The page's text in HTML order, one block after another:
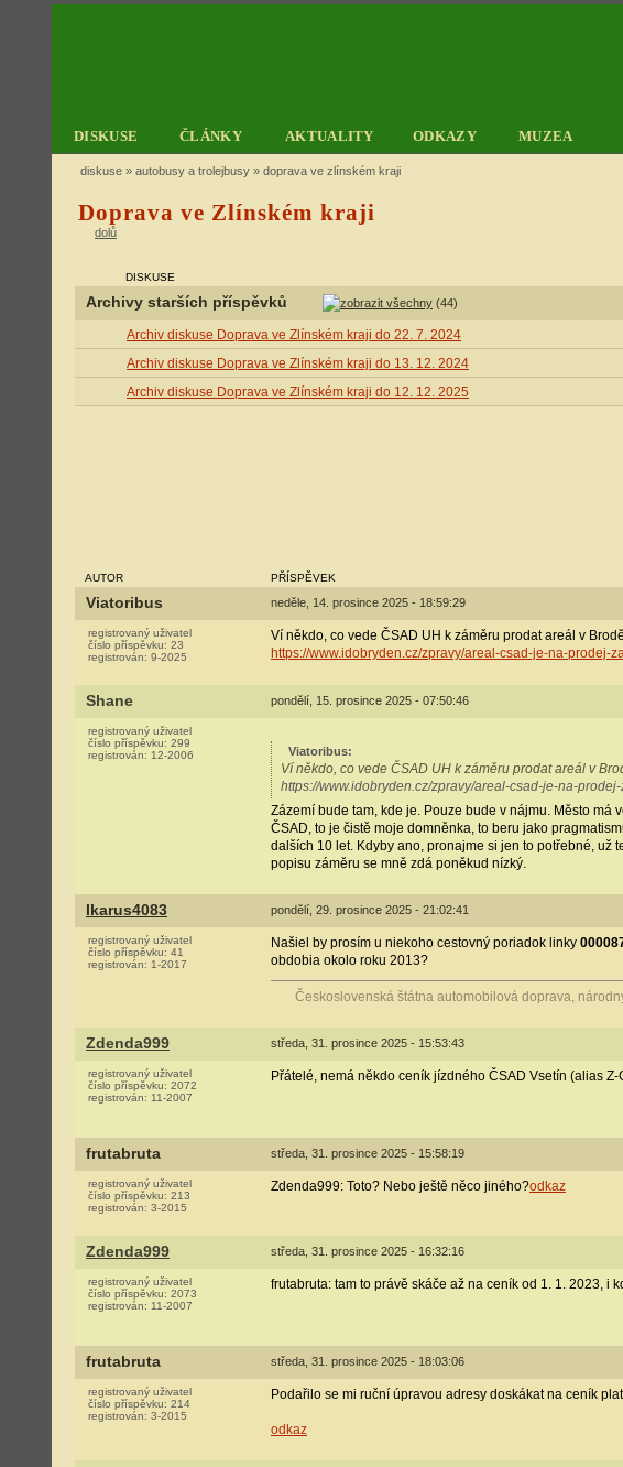
DISKUSE ČLÁNKY AKTUALITY ODKAZY MUZEA
diskuse » autobusy a trolejbusy » doprava ve zlínském kraji
Doprava ve Zlínském kraji
dolů
DISKUSE
Archivy starších příspěvků (44)
Archiv diskuse Doprava ve Zlínském kraji do 22. 7. 2024
Archiv diskuse Doprava ve Zlínském kraji do 13. 12. 2024
Archiv diskuse Doprava ve Zlínském kraji do 12. 12. 2025
AUTOR PŘÍSPĚVEK
Viatoribus neděle, 14. prosince 2025 - 18:59:29
registrovaný uživatel
číslo příspěvku: 23
registrován: 9-2025
Ví někdo, co vede ČSAD UH k záměru prodat areál v
https://www.idobryden.cz/zpravy/areal-csad-je-na-prodej-
Shane pondělí, 15. prosince 2025 - 07:50:46
registrovaný uživatel
číslo příspěvku: 299
registrován: 12-2006 Viatoribus:
Ví někdo, co vede ČSAD UH k záměru prodat areál v
https://www.idobryden.cz/zpravy/areal-csad-je-na-
Zázemí bude tam, kde je. Pouze bude v nájmu. Město
ČSAD, to je čistě moje domněnka, to beru jako
dalších 10 let. Kdyby ano, pronajme si jen to potřebné, už
popisu záměru se mně zdá poněkud nízký.
Ikarus4083 pondělí, 29. prosince 2025 - 21:02:41
registrovaný uživatel
číslo příspěvku: 41
registrován: 1-2017
Našiel by prosím u niekoho cestovný poriadok linky
obdobia okolo roku 2013?
Československá štátna automobilová doprava,
Zdenda999 středa, 31. prosince 2025 - 15:53:43
registrovaný uživatel
číslo příspěvku: 2072
registrován: 11-2007
Přátelé, nemá někdo ceník jízdného ČSAD Vsetín (alias
frutabruta středa, 31. prosince 2025 - 15:58:19
registrovaný uživatel
číslo příspěvku: 213
registrován: 3-2015
Zdenda999: Toto? Nebo ještě něco jiného?odkaz
Zdenda999 středa, 31. prosince 2025 - 16:32:16
registrovaný uživatel
číslo příspěvku: 2073
registrován: 11-2007
frutabruta: tam to právě skáče až na ceník od 1. 1. 2023, i
frutabruta středa, 31. prosince 2025 - 18:03:06
registrovaný uživatel
číslo příspěvku: 214
registrován: 3-2015
Podařilo se mi ruční úpravou adresy doskákat na ceník
odkaz